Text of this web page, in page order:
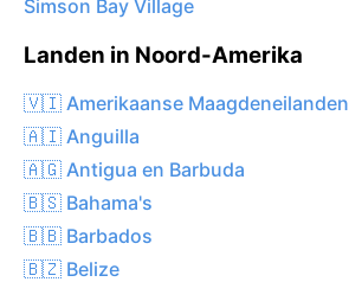
Simson Bay Village
Landen in Noord-Amerika
🇻🇮 Amerikaanse Maagdeneilanden
🇦🇮 Anguilla
🇦🇬 Antigua en Barbuda
🇧🇸 Bahama's
🇧🇧 Barbados
🇧🇿 Belize